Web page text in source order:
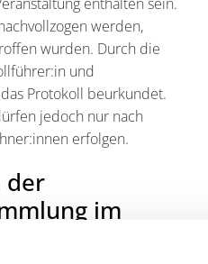
werden,
wurden. Durch die
und
Protokoll beurkundet.
jedoch nur nach
erfolgen.
der
im